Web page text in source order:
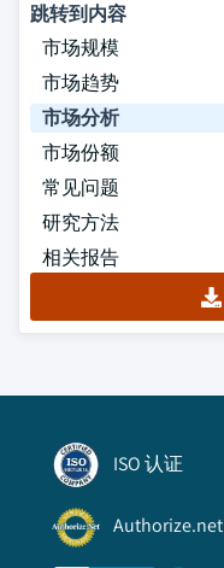
跳转到内容
市场规模
市场趋势
市场分析
市场份额
常见问题
研究方法
相关报告
ISO 认证
Authorize.net